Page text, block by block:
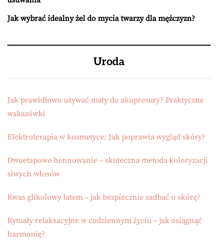
Jak wybrać idealny żel do mycia twarzy dla mężczyzn?
Uroda
Jak prawidłowo używać maty do akupresury? Praktyczne
wskazówki
Elektroterapia w kosmetyce: Jak poprawia wygląd skóry?
Dwuetapowe hennowanie – skuteczna metoda koloryzacji
siwych włosów
Kwas glikolowy latem – jak bezpiecznie zadbać o skórę?
Rytuały relaksacyjne w codziennym życiu – jak osiągnąć
harmonię?